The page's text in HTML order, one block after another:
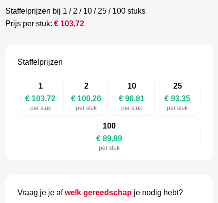
Staffelprijzen bij 1 / 2 / 10 / 25 / 100 stuks
Prijs per stuk:€ 103,72
Staffelprijzen
1
€ 103,72
per stuk
2
€ 100,26
per stuk
10
€ 96,81
per stuk
25
€ 93,35
per stuk
100
€ 89,89
per stuk
Vraag je je afwelk gereedschap je nodig hebt?